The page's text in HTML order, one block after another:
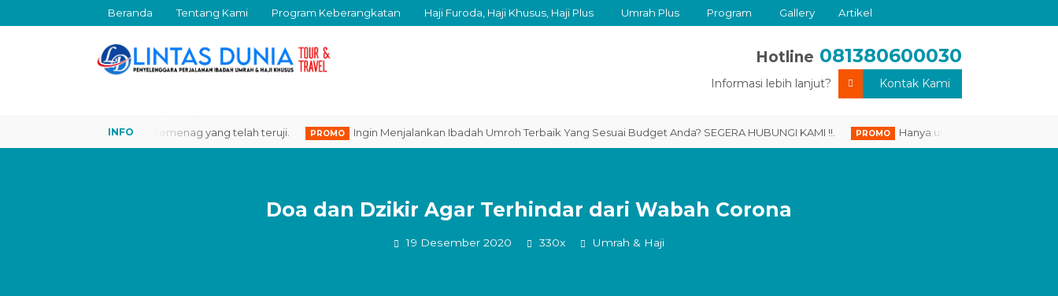
Beranda Tentang Kami Program Keberangkatan Haji Furoda, Haji Khusus, Haji Plus Umrah Plus Program Gallery Artikel
Hotline 081380600030
Informasi lebih lanjut? Kontak Kami
Perjalanan Resmi Kemenag yang telah teruji. PROMO Ingin Menjalankan Ibadah Umroh Terbaik Yang Sesuai Budget Anda? SEGERA HUBUNGI KAMI !!. PROMO Hanya untuk anda yang DAFTAR HARI
Doa dan Dzikir Agar Terhindar dari Wabah Corona
19 Desember 2020 330x Umrah & Haji